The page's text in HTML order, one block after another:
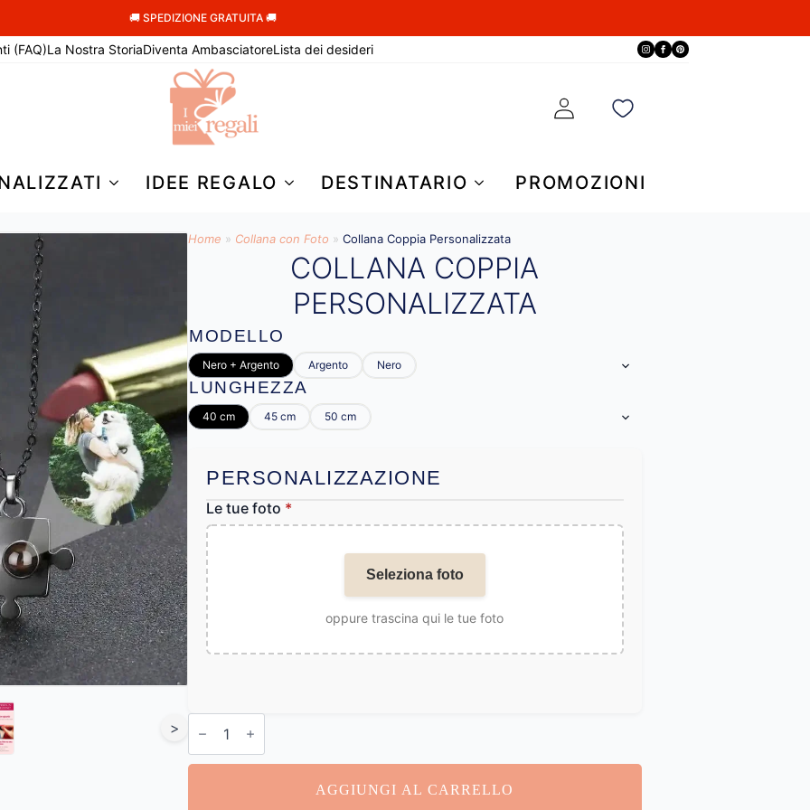
🚚 SPEDIZIONE GRATUITA 🚚
(FAQ)La Nostra StoriaDiventa AmbasciatoreLista dei desideri
IDEE REGALO DESTINATARIO PROMOZIONI
>
Home » Collana con Foto » Collana Coppia Personalizzata
COLLANA COPPIA
PERSONALIZZATA
MODELLO
Nero + Argento Argento Nero
LUNGHEZZA
40 cm 45 cm 50 cm
PERSONALIZZAZIONE
Le tue foto *
Seleziona foto
oppure trascina qui le tue foto
Collana
Coppia
quantità
AGGIUNGI AL CARRELLO